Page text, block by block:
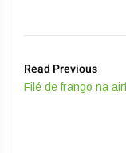
Read Previous
Filé de frango na